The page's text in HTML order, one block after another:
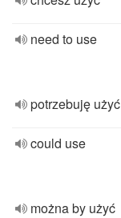
need to use
potrzebuję użyć
could use
można by użyć